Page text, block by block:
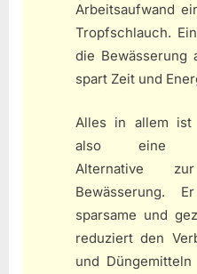
Arbeitsaufwand
Tropfschlauch.
die Bewässerung
spart Zeit und
Alles in allem ist
also eine
Alternative
Bewässerung.
sparsame und
reduziert den
und